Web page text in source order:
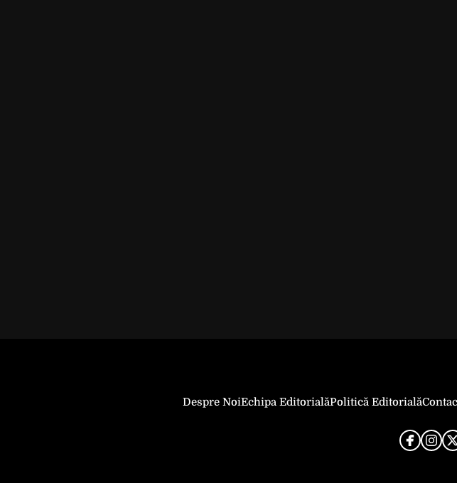
Despre NoiEchipa EditorialăPolitică Editorială